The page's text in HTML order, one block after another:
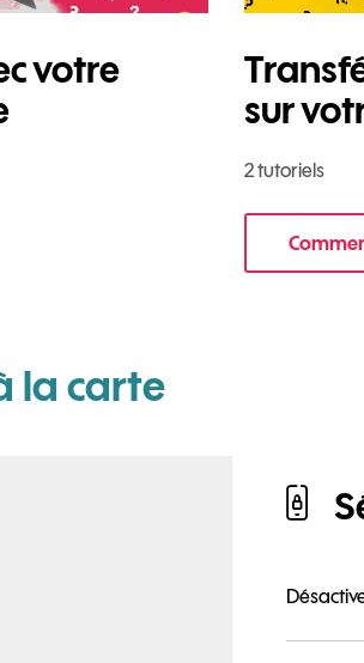
votre
avec votre nouveau mobile
sur
2 tutoriels
le
la cartepour